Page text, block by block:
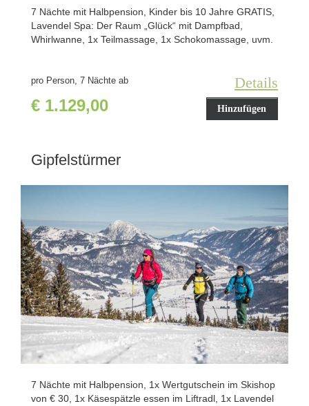
7 Nächte mit Halbpension, Kinder bis 10 Jahre GRATIS,
Lavendel Spa: Der Raum „Glück“ mit Dampfbad,
Whirlwanne, 1x Teilmassage, 1x Schokomassage, uvm.
pro Person, 7 Nächte ab
€ 1.129,00
Details
Hinzufügen
Gipfelstürmer
7 Nächte mit Halbpension, 1x Wertgutschein im Skishop
von € 30, 1x Käsespätzle essen im Liftradl, 1x Lavendel